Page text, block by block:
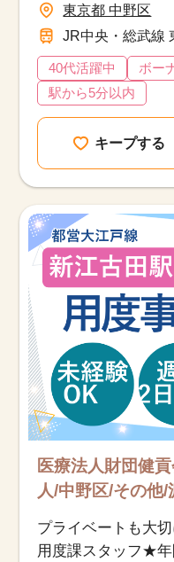
東京都 中野区
JR中央・総武線
40代活躍中 ボー
駅から5分以内
キープする
医療法人財団健
人/中野区/その他/
プライベートも大
用度課スタッフ★年